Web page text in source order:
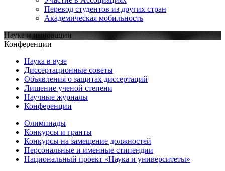
Перевод студентов из других стран
Академическая мобильность
Наука и инновации
Конференции
Наука в вузе
Диссертационные советы
Объявления о защитах диссертаций
Лишение ученой степени
Научные журналы
Конференции
Олимпиады
Конкурсы и гранты
Конкурсы на замещение должностей
Персональные и именные стипендии
Национальный проект «Наука и университеты»